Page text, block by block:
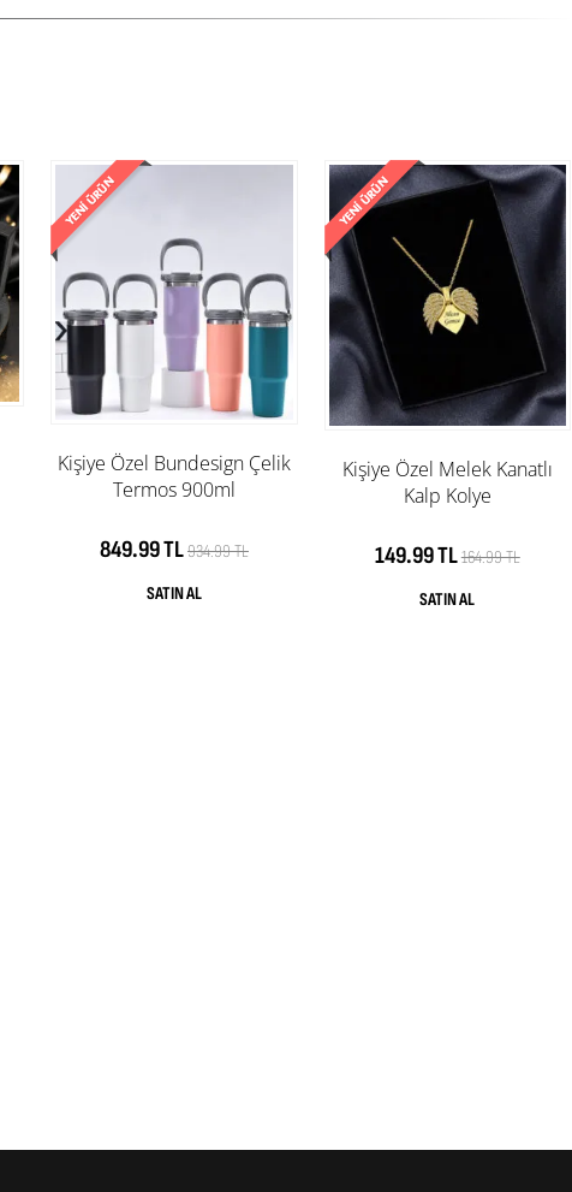
Kişiye Özel Bundesign Çelik
Termos 900ml
849.99 TL934.99 TL
Kişiye Özel Melek Kanatlı
Kalp Kolye
149.99 TL164.99 TL